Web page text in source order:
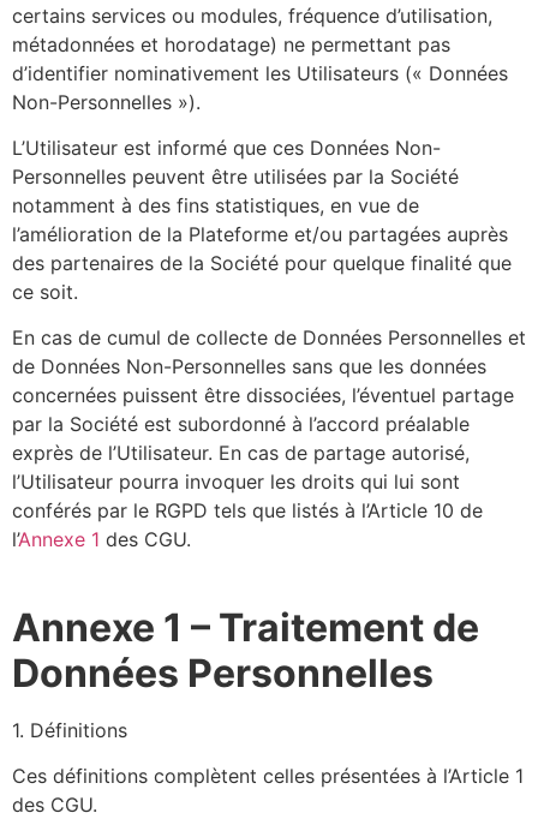
certains services ou modules, fréquence d’utilisation,
métadonnées et horodatage) ne permettant pas
d’identifier nominativement les Utilisateurs (« Données
Non-Personnelles »).
L’Utilisateur est informé que ces Données Non-
Personnelles peuvent être utilisées par la Société
notamment à des fins statistiques, en vue de
l’amélioration de la Plateforme et/ou partagées auprès
des partenaires de la Société pour quelque finalité que
ce soit.
En cas de cumul de collecte de Données Personnelles et
de Données Non-Personnelles sans que les données
concernées puissent être dissociées, l’éventuel partage
par la Société est subordonné à l’accord préalable
exprès de l’Utilisateur. En cas de partage autorisé,
l’Utilisateur pourra invoquer les droits qui lui sont
conférés par le RGPD tels que listés à l’Article 10 de
l’Annexe 1 des CGU.
Annexe 1 – Traitement de
Données Personnelles
1. Définitions
Ces définitions complètent celles présentées à l’Article 1
des CGU.